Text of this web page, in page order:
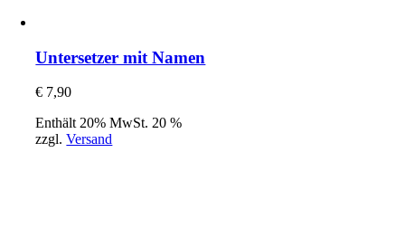
Untersetzer mit Namen
€ 7,90
Enthält 20% MwSt. 20 %
zzgl.Versand